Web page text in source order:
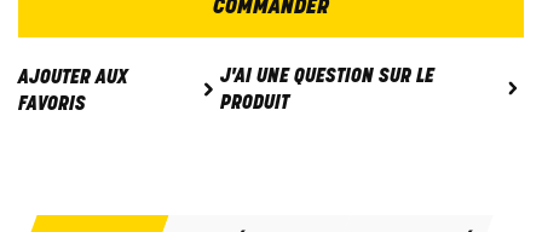
COMMANDER
AJOUTER AUX
FAVORIS
J'AI UNE QUESTION SUR LE
PRODUIT